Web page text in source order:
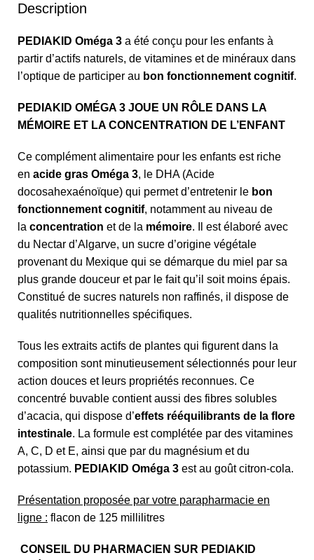
Description
PEDIAKID Oméga 3 a été conçu pour les enfants à
partir d’actifs naturels, de vitamines et de minéraux dans
l’optique de participer au bon fonctionnement cognitif.
PEDIAKID OMÉGA 3 JOUE UN RÔLE DANS LA
MÉMOIRE ET LA CONCENTRATION DE L’ENFANT
Ce complément alimentaire pour les enfants est riche
en acide gras Oméga 3, le DHA (Acide
docosahexaénoïque) qui permet d’entretenir le bon
fonctionnement cognitif, notamment au niveau de
la concentration et de la mémoire. Il est élaboré avec
du Nectar d’Algarve, un sucre d’origine végétale
provenant du Mexique qui se démarque du miel par sa
plus grande douceur et par le fait qu’il soit moins épais.
Constitué de sucres naturels non raffinés, il dispose de
qualités nutritionnelles spécifiques.
Tous les extraits actifs de plantes qui figurent dans la
composition sont minutieusement sélectionnés pour leur
action douces et leurs propriétés reconnues. Ce
concentré buvable contient aussi des fibres solubles
d’acacia, qui dispose d’effets rééquilibrants de la flore
intestinale. La formule est complétée par des vitamines
A, C, D et E, ainsi que par du magnésium et du
potassium. PEDIAKID Oméga 3 est au goût citron-cola.
Présentation proposée par votre parapharmacie en
ligne : flacon de 125 millilitres
CONSEIL DU PHARMACIEN SUR PEDIAKID